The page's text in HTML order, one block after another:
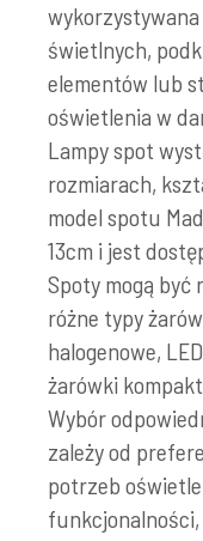
świetlnych,
elementów lub
oświetlenia w
Lampy spot
rozmiarach,
model spotu
13cm i jest
Spoty mogą być
różne typy
halogenowe,
żarówki
Wybór
zależy od
potrzeb
funkcjonalności,